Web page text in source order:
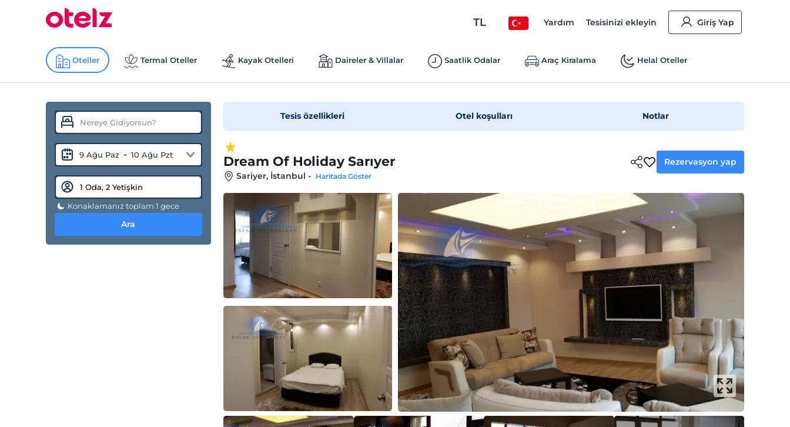
TL Yardım Tesisinizi ekleyin Giriş Yap
Oteller Termal Oteller Kayak Otelleri Daireler & Villalar Saatlik Odalar Araç Kiralama Helal Oteller
9 Ağu Paz - 10 Ağu Pzt
Konaklamanız toplam 1 gece
Ara
Tesis özellikleri Otel koşulları Notlar
Dream Of Holiday Sarıyer
Sariyer, İstanbul - Haritada Göster
Rezervasyon yap